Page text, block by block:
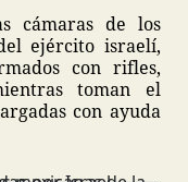
cámaras de los
ejército israelí,
con rifles,
toman el
con ayuda